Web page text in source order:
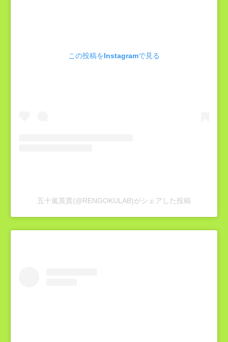
この投稿をInstagramで見る
五十嵐英貴(@RENGOKULAB)がシェアした投稿